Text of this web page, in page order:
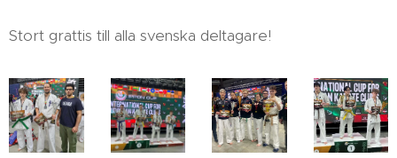
Stort grattis till alla svenska deltagare!